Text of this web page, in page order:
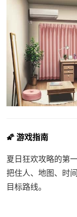
🌠 游戏指南
夏日狂欢攻略的第
把住人、地图、时
目标路线。